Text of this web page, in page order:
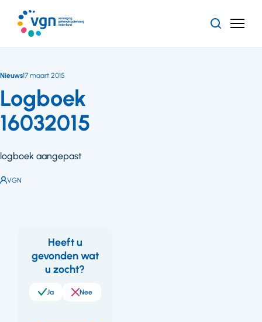
naar
hoofdinhoud
ZoekenMenu
Logboek
16032015
Nieuws17 maart 2015
logboek aangepast
Auteur:
VGN
Feedback
Heeft u
gevonden wat
u zocht?
Ja Nee